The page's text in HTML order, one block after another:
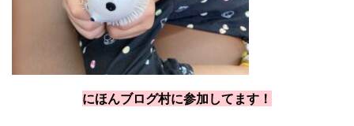
にほんブログ村に参加してます！